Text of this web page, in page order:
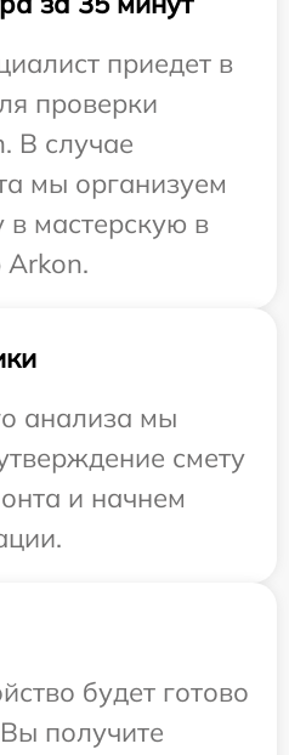
приедет в
проверки
В случае
мы организуем
в мастерскую в
Arkon.
анализа мы
смету
и начнем
будет готово
получите